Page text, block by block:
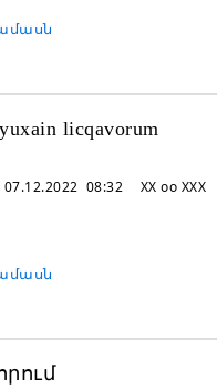
licqavorum
XX oo XXX
07.12.2022 08:32